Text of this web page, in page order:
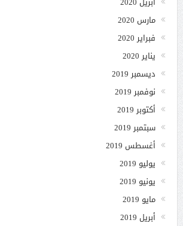
مارس 2020
فبراير 2020
يناير 2020
ديسمبر 2019
نوفمبر 2019
أكتوبر 2019
سبتمبر 2019
أغسطس 2019
يوليو 2019
يونيو 2019
مايو 2019
أبريل 2019